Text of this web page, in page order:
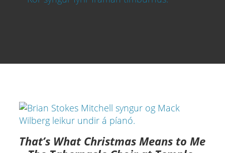
That’s What Christmas Means to Me